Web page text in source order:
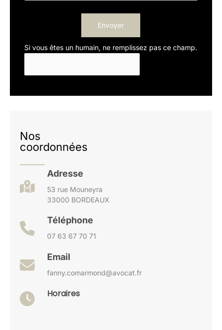
Envoyer
Si vous êtes un humain, ne remplissez pas ce champ.
Nos
coordonnées
Adresse
53 rue Mouneyra
33000 BORDEAUX
Téléphone
07 63 67 70 71
Email
fanny.comarmond@avocat.fr
Horaires